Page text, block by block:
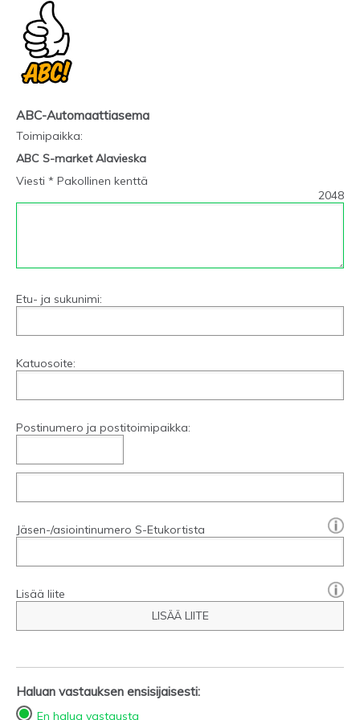
ABC-Automaattiasema
Toimipaikka:
ABC S-market Alavieska
Viesti * Pakollinen kenttä
2048
Etu- ja sukunimi:
Katuosoite:
Postinumero ja postitoimipaikka:
Jäsen-/asiointinumero S-Etukortista
Lisää liite
LISÄÄ LIITE
Haluan vastauksen ensisijaisesti:
En halua vastausta